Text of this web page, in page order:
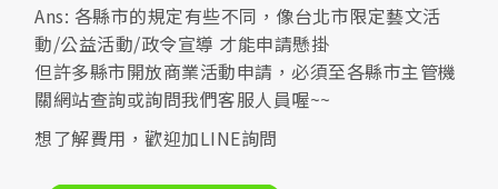
Ans: 各縣市的規定有些不同，像台北市限定藝文活
動/公益活動/政令宣導 才能申請懸掛
但許多縣市開放商業活動申請，必須至各縣市主管機
關網站查詢或詢問我們客服人員喔~~
想了解費用，歡迎加LINE詢問